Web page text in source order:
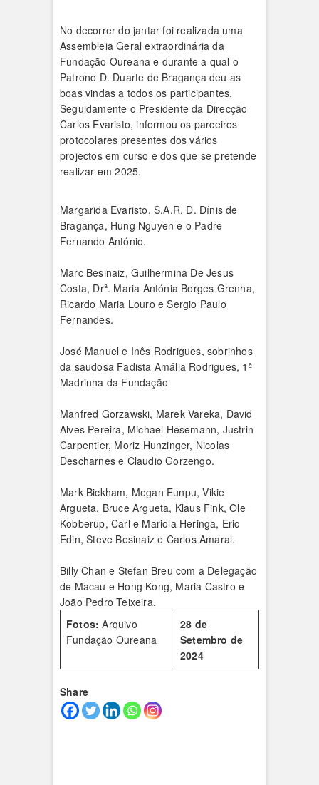
No decorrer do jantar foi realizada uma
Assembleia Geral extraordinária da
Fundação Oureana e durante a qual o
Patrono D. Duarte de Bragança deu as
boas vindas a todos os participantes.
Seguidamente o Presidente da Direcção
Carlos Evaristo, informou os parceiros
protocolares presentes dos vários
projectos em curso e dos que se pretende
realizar em 2025.
Margarida Evaristo, S.A.R. D. Dínis de
Bragança, Hung Nguyen e o Padre
Fernando António.
Marc Besinaiz, Guilhermina De Jesus
Costa, Drª. Maria Antónia Borges Grenha,
Ricardo Maria Louro e Sergio Paulo
Fernandes.
José Manuel e Inês Rodrigues, sobrinhos
da saudosa Fadista Amália Rodrigues, 1ª
Madrinha da Fundação
Manfred Gorzawski, Marek Vareka, David
Alves Pereira, Michael Hesemann, Justrin
Carpentier, Moriz Hunzinger, Nicolas
Descharnes e Claudio Gorzengo.
Mark Bickham, Megan Eunpu, Vikie
Argueta, Bruce Argueta, Klaus Fink, Ole
Kobberup, Carl e Mariola Heringa, Eric
Edin, Steve Besinaiz e Carlos Amaral.
Billy Chan e Stefan Breu com a Delegação
de Macau e Hong Kong, Maria Castro e
João Pedro Teixeira.
Fotos: Arquivo
Fundação Oureana
28 de
Setembro de
2024
Share